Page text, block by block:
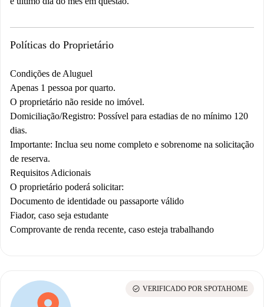
Políticas do Proprietário
Condições de Aluguel
Apenas 1 pessoa por quarto.
O proprietário não reside no imóvel.
Domiciliação/Registro: Possível para estadias de no mínimo 120
dias.
Importante: Inclua seu nome completo e sobrenome na solicitação
de reserva.
Requisitos Adicionais
O proprietário poderá solicitar:
Documento de identidade ou passaporte válido
Fiador, caso seja estudante
Comprovante de renda recente, caso esteja trabalhando
check_circle VERIFICADO POR SPOTAHOME